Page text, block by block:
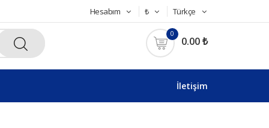
Hesabım ₺ Türkçe
0
0.00 ₺
İletişim